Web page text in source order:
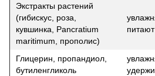
Экстракты растений
(гибискус, роза,
кувшинка, Pancratium
maritimum, прополис)
Глицерин, пропандиол,
бутиленгликоль